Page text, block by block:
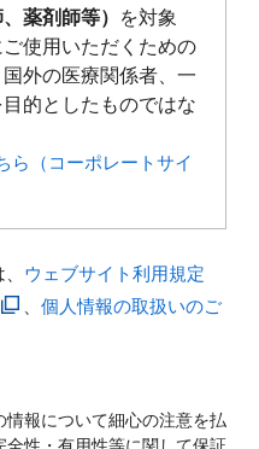
薬剤師等）
を対象
使用いただくための
外の医療関係者、一
的としたものではな
ら（コーポレートサイ
ウェブサイト利用規定
個人情報の取扱いのご
報について細心の注意を払
全性・有用性等に関して保証